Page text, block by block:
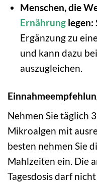
Menschen, die
Ernährunglegen:
Ergänzung zu
und kann dazu
auszugleichen.
Nehmen Sie täglich
Mikroalgen mit
besten nehmen Sie
Mahlzeiten ein. Die
Tagesdosis darf